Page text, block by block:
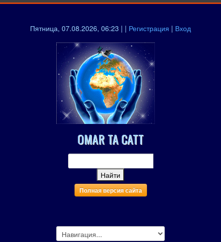
Пятница, 07.08.2026, 06:23 | | Регистрация | Вход
OMAR TA CATT
Полная версия сайта